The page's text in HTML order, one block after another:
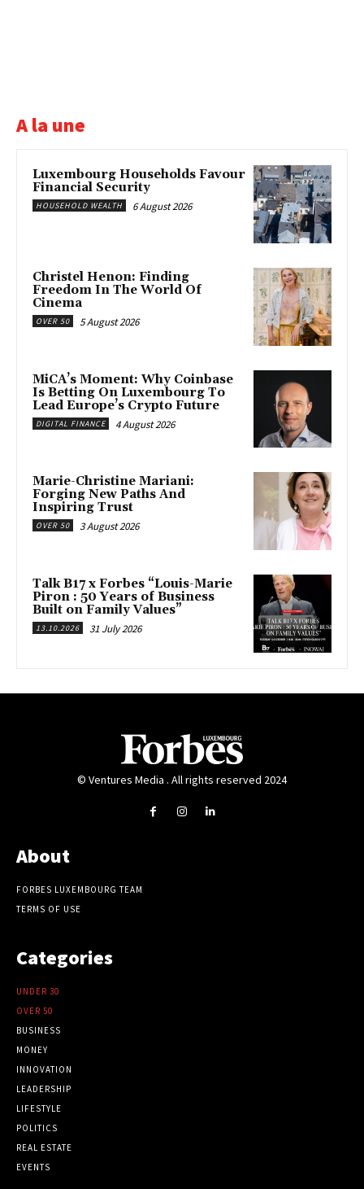
A la une
Luxembourg Households Favour
Financial Security
HOUSEHOLD WEALTH 6 August 2026
Christel Henon: Finding
Freedom In The World Of
Cinema
OVER 50 5 August 2026
MiCA’s Moment: Why Coinbase
Is Betting On Luxembourg To
Lead Europe’s Crypto Future
DIGITAL FINANCE 4 August 2026
Marie-Christine Mariani:
Forging New Paths And
Inspiring Trust
OVER 50 3 August 2026
Talk B17 x Forbes “Louis-Marie
Piron : 50 Years of Business
Built on Family Values”
13.10.2026 31 July 2026
© Ventures Media . All rights reserved 2024
About
FORBES LUXEMBOURG TEAM
TERMS OF USE
Categories
UNDER 30
OVER 50
BUSINESS
MONEY
INNOVATION
LEADERSHIP
LIFESTYLE
POLITICS
REAL ESTATE
EVENTS